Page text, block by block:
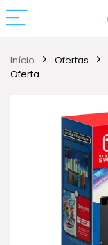
Início Ofertas
Oferta